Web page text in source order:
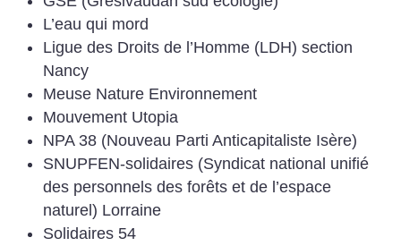
L’eau qui mord
Ligue des Droits de l’Homme (LDH) section
Nancy
Meuse Nature Environnement
Mouvement Utopia
NPA 38 (Nouveau Parti Anticapitaliste Isère)
SNUPFEN-solidaires (Syndicat national unifié
des personnels des forêts et de l’espace
naturel) Lorraine
Solidaires 54